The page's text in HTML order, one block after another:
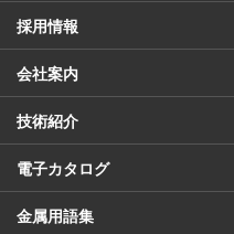
採用情報
会社案内
技術紹介
電子カタログ
金属用語集